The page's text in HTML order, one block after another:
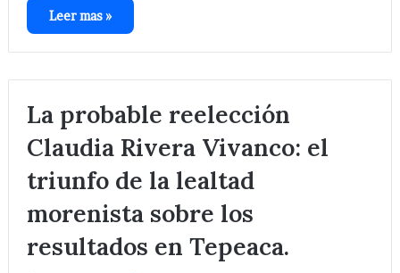
Leer mas »
La probable reelección
Claudia Rivera Vivanco: el
triunfo de la lealtad
morenista sobre los
resultados en Tepeaca.